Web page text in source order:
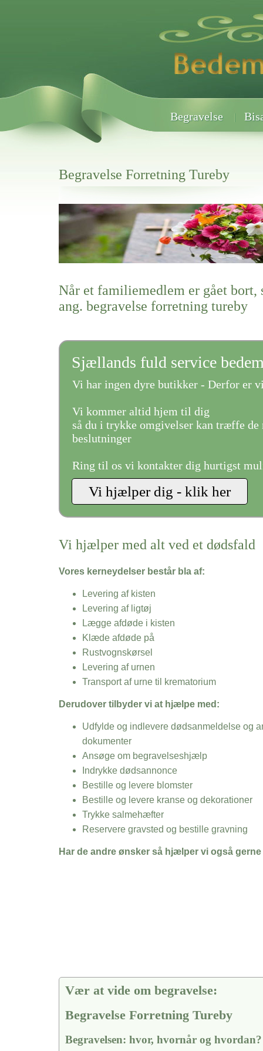
Begravelse
Begravelse Forretning Tureby
Her hos os får du altid en god afslutning når det gælder
Begravelse Forretning Tureby
vi hjælper i alle faser af begravelsel
Når et familiemedlem er gået bort,
ang. begravelse forretning tureby
Sjællands fuld service
Vi har ingen dyre butikker - Derfor er
Vi kommer altid hjem til dig
så du i trykke omgivelser kan træffe de
beslutninger
Ring til os vi kontakter dig hurtigst
Vi hjælper med alt ved et dødsfald
Vores kerneydelser består bla af:
Levering af kisten
Levering af ligtøj
Lægge afdøde i kisten
Klæde afdøde på
Rustvognskørsel
Levering af urnen
Transport af urne til krematorium
Derudover tilbyder vi at hjælpe med:
Udfylde og indlevere dødsanmeldelse og
dokumenter
Ansøge om begravelseshjælp
Indrykke dødsannonce
Bestille og levere blomster
Bestille og levere kranse og dekorationer
Trykke salmehæfter
Reservere gravsted og bestille gravning
Har de andre ønsker så hjælper vi også gerne
Vær at vide om begravelse:
Begravelse Forretning Tureby
Begravelsen: hvor, hvornår og hvordan?